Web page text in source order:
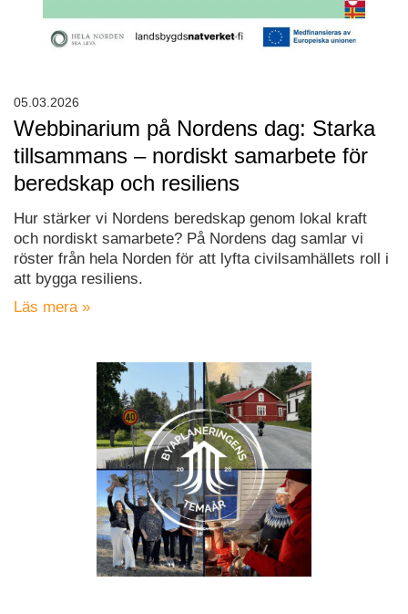
Webbinarium på Nordens dag: Starka
tillsammans – nordiskt samarbete för
beredskap och resiliens
Hur stärker vi Nordens beredskap genom lokal kraft
och nordiskt samarbete? På Nordens dag samlar vi
röster från hela Norden för att lyfta civilsamhällets roll i
att bygga resiliens.
Läs mera »
05.03.2026